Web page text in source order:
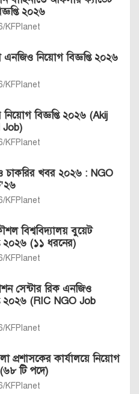
২০২৬
KFPlanet
নিয়োগ বিজ্ঞপ্তি ২০২৬
KFPlanet
বিজ্ঞপ্তি ২০২৬ (Akij
KFPlanet
চাকরির খবর ২০২৬ : NGO
KFPlanet
বিশ্ববিদ্যালয় বুয়েট
২০২৬ (১১ ধরনের)
KFPlanet
সেন্টার রিক এনজিও
২০২৬ (RIC NGO Job
KFPlanet
প্রশাসকের কার্যালয়ে নিয়োগ
(৬৮ টি পদে)
KFPlanet